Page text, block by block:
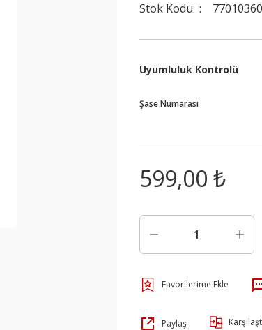
Stok Kodu
Uyumluluk Kontrolü
Şase Numarası
599,00 ₺
Paylaş